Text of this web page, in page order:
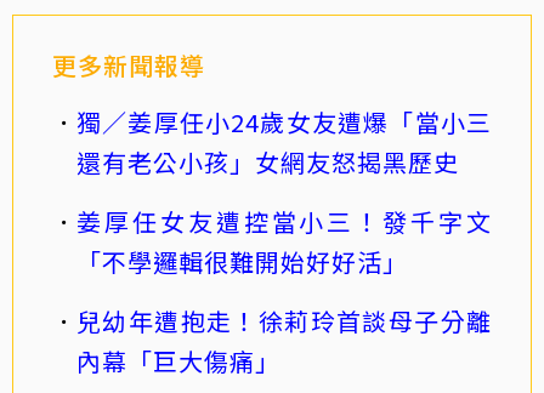
更多新聞報導
獨／姜厚任小24歲女友遭爆「當小三
還有老公小孩」女網友怒揭黑歷史
姜厚任女友遭控當小三！發千字文
「不學邏輯很難開始好好活」
兒幼年遭抱走！徐莉玲首談母子分離
內幕「巨大傷痛」